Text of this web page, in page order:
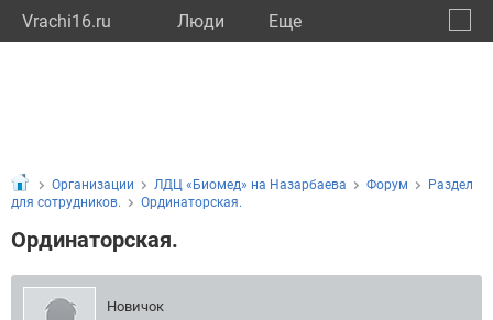
Vrachi16.ru Люди Eще
Организации ЛДЦ «Биомед» на Назарбаева Форум
Раздел
для сотрудников.
Ординаторская.
Ординаторская.
Новичок